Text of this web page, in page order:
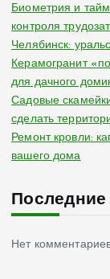
Биометрия и
контроля
Челябинск:
Керамогранит
для дачного
Садовые
сделать
Ремонт кровли:
вашего дома
Нет